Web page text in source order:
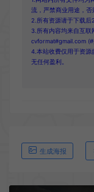
流，严禁商业用途，否
2.所有资源请于下载后
3.所有内容均来自互联
cvformat#gmail.com (#
4.本站收费仅用于资源
无任何盈利。
生成海报